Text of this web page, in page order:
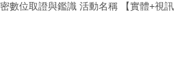
數位取證與鑑識 活動名稱 【實體+視